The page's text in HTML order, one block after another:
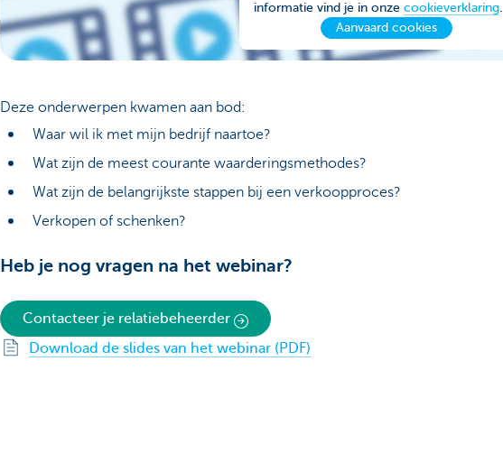
informatie vind je in onze cookieverklaring.
Aanvaard cookies
Deze onderwerpen kwamen aan bod:
Waar wil ik met mijn bedrijf naartoe?
Wat zijn de meest courante waarderingsmethodes?
Wat zijn de belangrijkste stappen bij een verkoopproces?
Verkopen of schenken?
Heb je nog vragen na het webinar?
Contacteer je relatiebeheerder
Download de slides van het webinar (PDF)